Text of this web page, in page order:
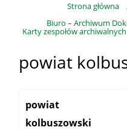
Strona główna
Biuro – Archiwum
Karty zespołów archiwalnych
powiat
Kategoria:
powiat
kolbuszowski